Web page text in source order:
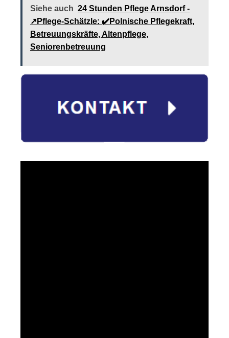
Siehe auch 24 Stunden Pflege Arnsdorf -
↗️Pflege-Schätzle: ✔️Polnische Pflegekraft,
Betreuungskräfte, Altenpflege,
Seniorenbetreuung